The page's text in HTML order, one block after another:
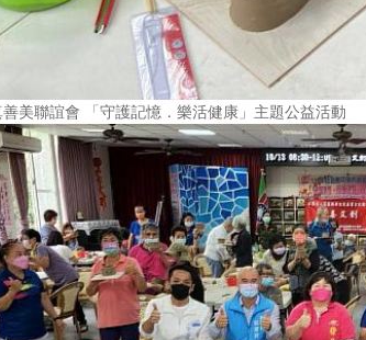
美聯誼會 「守護記憶．樂活健康」主題公益活動